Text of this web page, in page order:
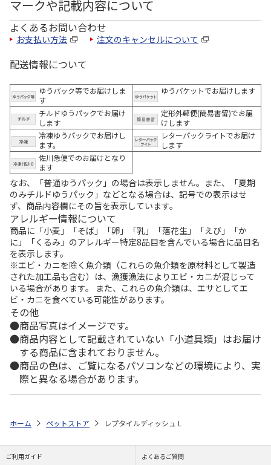
マークや記載内容について
よくあるお問い合わせ
お支払い方法 注文のキャンセルについて
配送情報について
ゆうパック等でお届けしま
す
ゆうパケットでお届けします
チルドゆうパックでお届け
します
定形外郵便(簡易書留)でお届
けします
冷凍ゆうパックでお届けし
ます。
レターパックライトでお届け
します
佐川急便でのお届けとなり
ます
なお、「普通ゆうパック」の場合は表示しません。また、「夏期
のみチルドゆうパック」などとなる場合は、記号での表示はせ
ず、商品内容欄にその旨を表示しています。
アレルギー情報について
商品に「小麦」「そば」「卵」「乳」「落花生」「えび」「か
に」「くるみ」のアレルギー特定8品目を含んでいる場合に品目名
を表示します。
※エビ・カニを除く魚介類（これらの魚介類を原材料として製造
された加工品も含む）は、漁獲漁法によりエビ・カニが混じって
いる場合があります。 また、これらの魚介類は、エサとしてエ
ビ・カニを食べている可能性があります。
その他
商品写真はイメージです。
商品内容として記載されていない「小道具類」はお届け
する商品に含まれておりません。
商品の色は、ご覧になるパソコンなどの環境により、実
際と異なる場合があります。
ホーム ペットストア レプタイルディッシュ L
ご利用ガイド よくあるご質問